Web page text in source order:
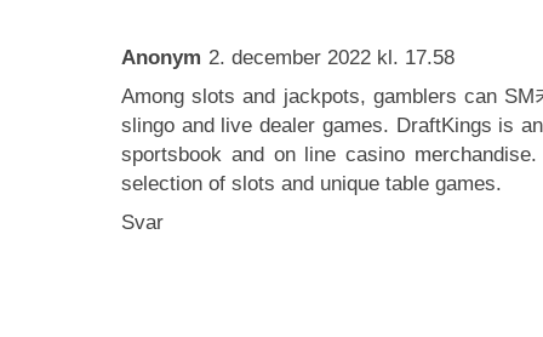
Anonym 2. december 2022 kl. 17.58
Among slots and jackpots, gamblers can SM
slingo and live dealer games. DraftKings is
sportsbook and on line casino
selection of slots and unique table games.
Svar